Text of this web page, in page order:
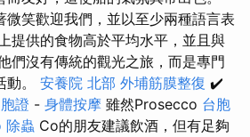
微笑歡迎我們，並以至少兩種語言表
提供的食物高於平均水平，並且與
們沒有傳統的觀光之旅，而是專門
動。 安養院 北部 外埔筋膜整復 ✔️
證 - 身體按摩 雖然Prosecco 台胞
除蟲 Co的朋友建議飲酒，但有足夠